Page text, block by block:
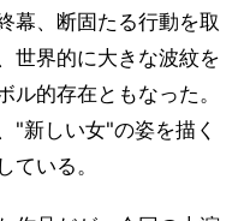
幕、断固たる行動を取
世界的に大きな波紋を
ル的存在ともなった。
"新しい女"の姿を描く
ている。